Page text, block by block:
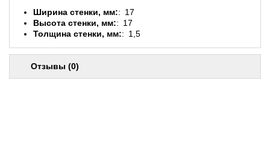
Ширина стенки, мм:
17
Высота стенки, мм:
17
Толщина стенки, мм:
1,5
Отзывы (0)